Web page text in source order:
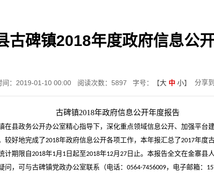
古碑镇2018年度政府信息公
间：2019-01-10 00:00 阅读次数： 5897 字号：【大 中 小】 分享到
古碑镇2018年政府信息公开年度报告
在县政务公开办公室精心指导下，深化重点领域信息公开、加强平台
较好地完成了2018年政府信息公开各项工作，本年报汇总了2017年度
计期限自 2018年1月 1 日起至2018年12月 27 日止。本报告全文在金寨县
问，可与古碑镇党政办公室联系（电话： 0564-7456009，电子邮箱：